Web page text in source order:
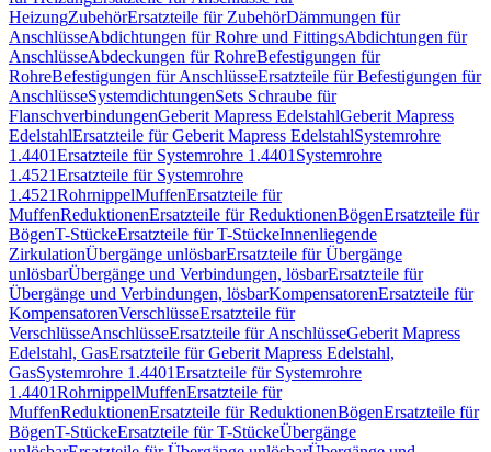
HeizungZubehörErsatzteile für ZubehörDämmungen für
AnschlüsseAbdichtungen für Rohre und FittingsAbdichtungen für
AnschlüsseAbdeckungen für RohreBefestigungen für
RohreBefestigungen für AnschlüsseErsatzteile für Befestigungen für
AnschlüsseSystemdichtungenSets Schraube für
FlanschverbindungenGeberit Mapress EdelstahlGeberit Mapress
EdelstahlErsatzteile für Geberit Mapress EdelstahlSystemrohre
1.4401Ersatzteile für Systemrohre 1.4401 Systemrohre
1.4521Ersatzteile für Systemrohre
1.4521RohrnippelMuffenErsatzteile für
MuffenReduktionenErsatzteile für ReduktionenBögenErsatzteile für
BögenT-StückeErsatzteile für T-StückeInnenliegende
ZirkulationÜbergänge unlösbarErsatzteile für Übergänge
unlösbarÜbergänge und Verbindungen, lösbarErsatzteile für
Übergänge und Verbindungen, lösbarKompensatorenErsatzteile für
KompensatorenVerschlüsseErsatzteile für
VerschlüsseAnschlüsseErsatzteile für AnschlüsseGeberit Mapress
Edelstahl, GasErsatzteile für Geberit Mapress Edelstahl,
GasSystemrohre 1.4401Ersatzteile für Systemrohre
1.4401RohrnippelMuffenErsatzteile für
MuffenReduktionenErsatzteile für ReduktionenBögenErsatzteile für
BögenT-StückeErsatzteile für T-StückeÜbergänge